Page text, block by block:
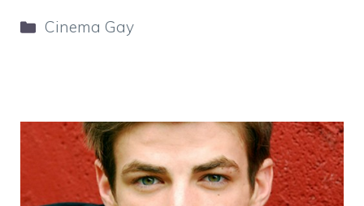
Categorie
Cinema Gay